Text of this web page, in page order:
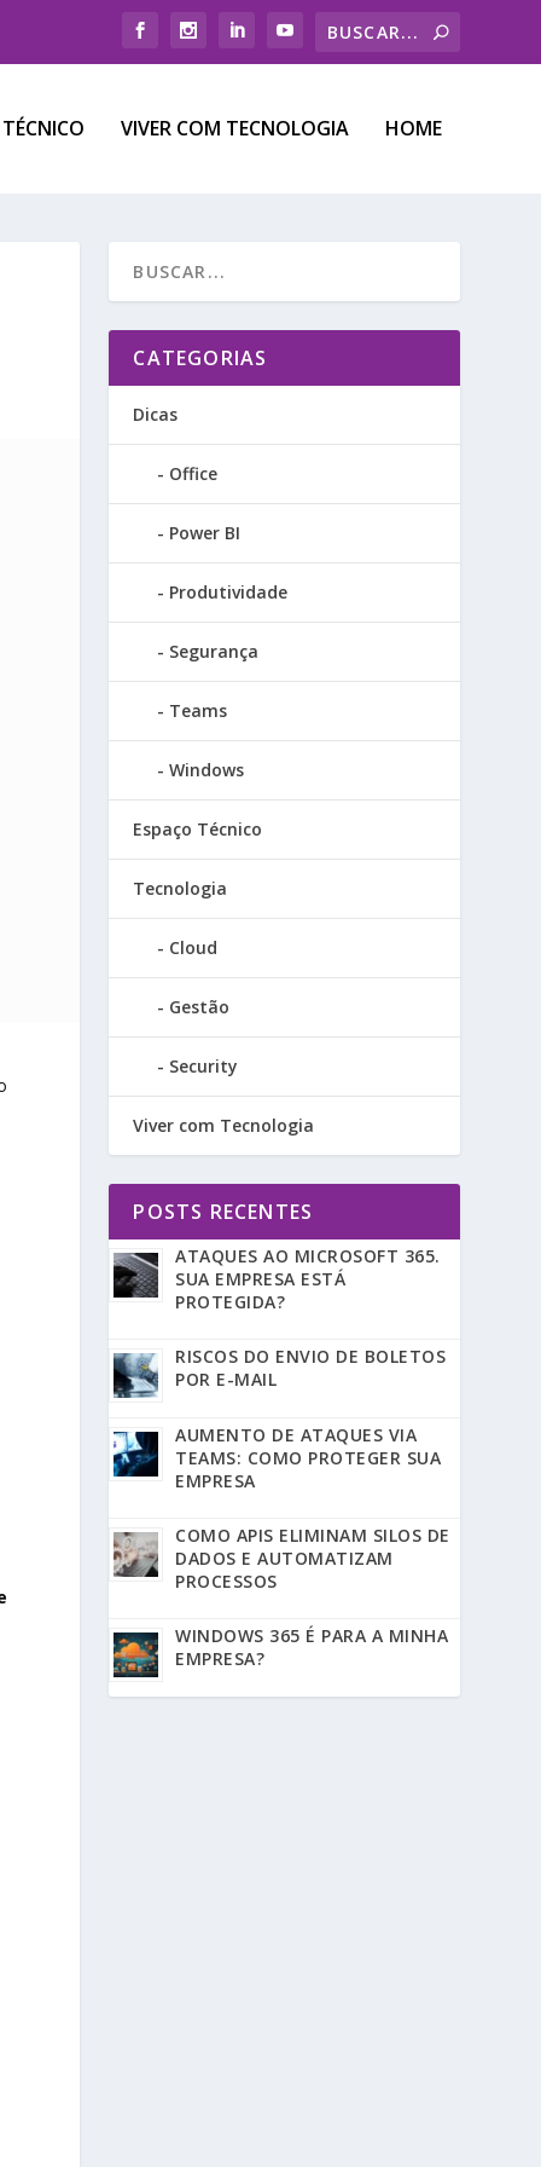
VIVER COM TECNOLOGIA HOME
CATEGORIAS
Dicas
Office
Power BI
Produtividade
Segurança
Teams
Windows
Espaço Técnico
Tecnologia
Cloud
Gestão
Security
Viver com Tecnologia
POSTS RECENTES
ATAQUES AO MICROSOFT 365.
SUA EMPRESA ESTÁ
PROTEGIDA?
RISCOS DO ENVIO DE BOLETOS
POR E-MAIL
AUMENTO DE ATAQUES VIA
TEAMS: COMO PROTEGER SUA
EMPRESA
COMO APIS ELIMINAM SILOS DE
DADOS E AUTOMATIZAM
PROCESSOS
WINDOWS 365 É PARA A MINHA
EMPRESA?